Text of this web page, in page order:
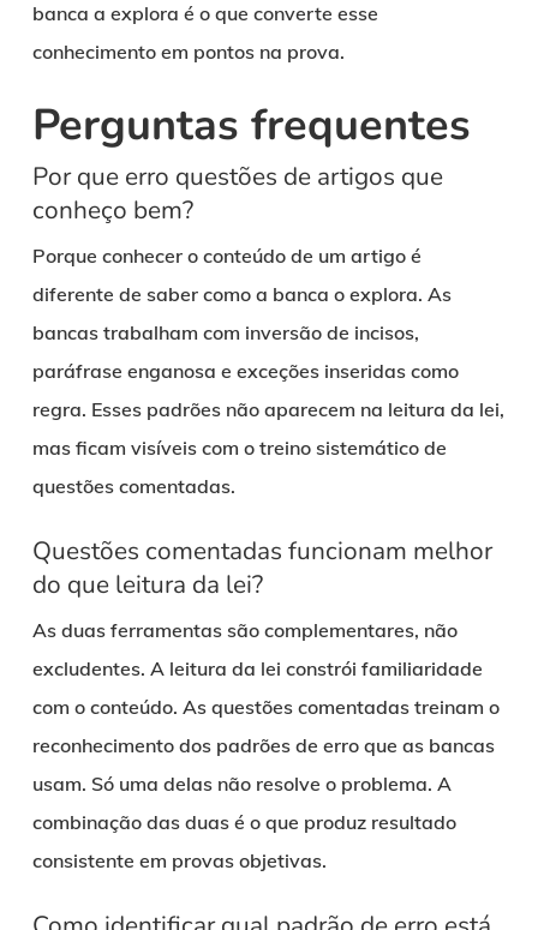
banca a explora é o que converte esse
conhecimento em pontos na prova.
Perguntas frequentes
Por que erro questões de artigos que
conheço bem?
Porque conhecer o conteúdo de um artigo é
diferente de saber como a banca o explora. As
bancas trabalham com inversão de incisos,
paráfrase enganosa e exceções inseridas como
regra. Esses padrões não aparecem na leitura da lei,
mas ficam visíveis com o treino sistemático de
questões comentadas.
Questões comentadas funcionam melhor
do que leitura da lei?
As duas ferramentas são complementares, não
excludentes. A leitura da lei constrói familiaridade
com o conteúdo. As questões comentadas treinam o
reconhecimento dos padrões de erro que as bancas
usam. Só uma delas não resolve o problema. A
combinação das duas é o que produz resultado
consistente em provas objetivas.